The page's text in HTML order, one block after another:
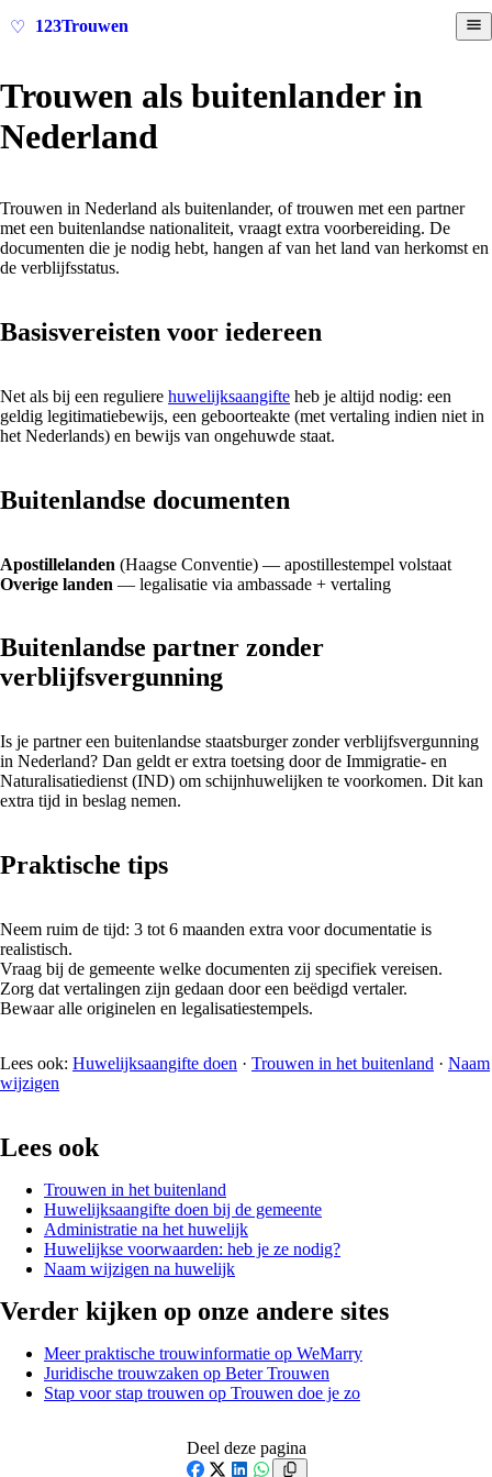
♡ 123Trouwen
Trouwen als buitenlander in
Nederland
Trouwen in Nederland als buitenlander, of trouwen met een partner
met een buitenlandse nationaliteit, vraagt extra voorbereiding. De
documenten die je nodig hebt, hangen af van het land van herkomst en
de verblijfsstatus.
Basisvereisten voor iedereen
Net als bij een reguliere huwelijksaangifte heb je altijd nodig: een
geldig legitimatiebewijs, een geboorteakte (met vertaling indien niet in
het Nederlands) en bewijs van ongehuwde staat.
Buitenlandse documenten
Apostillelanden (Haagse Conventie) — apostillestempel volstaat
Overige landen — legalisatie via ambassade + vertaling
Buitenlandse partner zonder
verblijfsvergunning
Is je partner een buitenlandse staatsburger zonder verblijfsvergunning
in Nederland? Dan geldt er extra toetsing door de Immigratie- en
Naturalisatiedienst (IND) om schijnhuwelijken te voorkomen. Dit kan
extra tijd in beslag nemen.
Praktische tips
Neem ruim de tijd: 3 tot 6 maanden extra voor documentatie is
realistisch.
Vraag bij de gemeente welke documenten zij specifiek vereisen.
Zorg dat vertalingen zijn gedaan door een beëdigd vertaler.
Bewaar alle originelen en legalisatiestempels.
Lees ook: Huwelijksaangifte doen · Trouwen in het buitenland · Naam
wijzigen
Lees ook
Trouwen in het buitenland
Huwelijksaangifte doen bij de gemeente
Administratie na het huwelijk
Huwelijkse voorwaarden: heb je ze nodig?
Naam wijzigen na huwelijk
Verder kijken op onze andere sites
Meer praktische trouwinformatie op WeMarry
Juridische trouwzaken op Beter Trouwen
Stap voor stap trouwen op Trouwen doe je zo
Deel deze pagina